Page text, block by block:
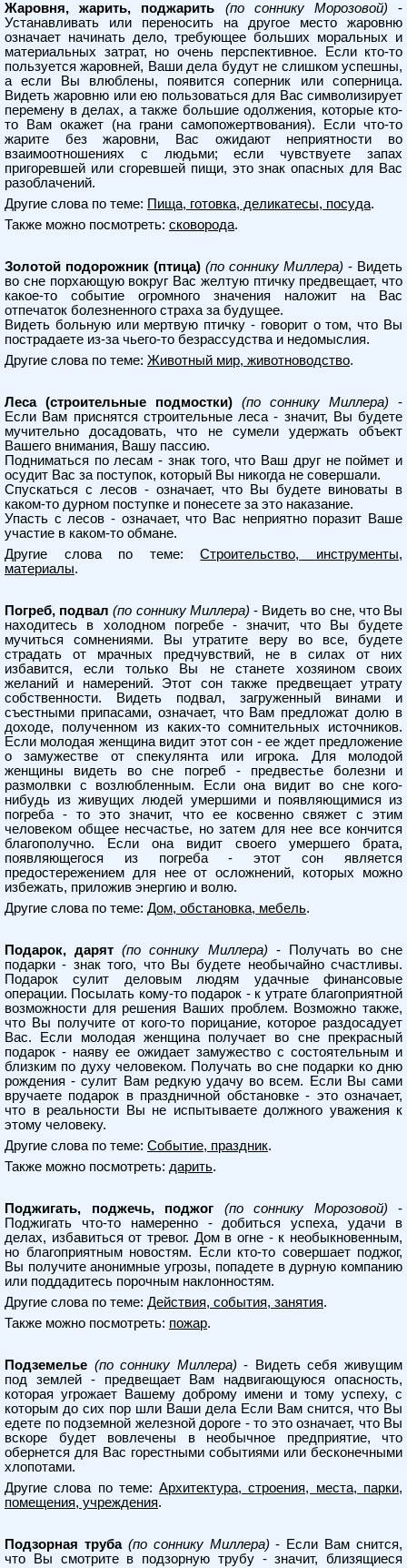
Жаровня, жарить, поджарить (по соннику Морозовой) -
Устанавливать или переносить на другое место жаровню
означает начинать дело, требующее больших моральных и
материальных затрат, но очень перспективное. Если кто-то
пользуется жаровней, Ваши дела будут не слишком успешны,
а если Вы влюблены, появится соперник или соперница.
Видеть жаровню или ею пользоваться для Вас символизирует
перемену в делах, а также большие одолжения, которые кто-
то Вам окажет (на грани самопожертвования). Если что-то
жарите без жаровни, Вас ожидают неприятности во
взаимоотношениях с людьми; если чувствуете запах
пригоревшей или сгоревшей пищи, это знак опасных для Вас
разоблачений.
Другие слова по теме: Пища, готовка, деликатесы, посуда.
Также можно посмотреть: сковорода.
Золотой подорожник (птица) (по соннику Миллера) - Видеть
во сне порхающую вокруг Вас желтую птичку предвещает, что
какое-то событие огромного значения наложит на Вас
отпечаток болезненного страха за будущее.
Видеть больную или мертвую птичку - говорит о том, что Вы
пострадаете из-за чьего-то безрассудства и недомыслия.
Другие слова по теме: Животный мир, животноводство.
Леса (строительные подмостки) (по соннику Миллера) -
Если Вам приснятся строительные леса - значит, Вы будете
мучительно досадовать, что не сумели удержать объект
Вашего внимания, Вашу пассию.
Подниматься по лесам - знак того, что Ваш друг не поймет и
осудит Вас за поступок, который Вы никогда не совершали.
Спускаться с лесов - означает, что Вы будете виноваты в
каком-то дурном поступке и понесете за это наказание.
Упасть с лесов - означает, что Вас неприятно поразит Ваше
участие в каком-то обмане.
Другие слова по теме:Строительство, инструменты,
материалы.
Погреб, подвал (по соннику Миллера) - Видеть во сне, что Вы
находитесь в холодном погребе - значит, что Вы будете
мучиться сомнениями. Вы утратите веру во все, будете
страдать от мрачных предчувствий, не в силах от них
избавится, если только Вы не станете хозяином своих
желаний и намерений. Этот сон также предвещает утрату
собственности. Видеть подвал, загруженный винами и
съестными припасами, означает, что Вам предложат долю в
доходе, полученном из каких-то сомнительных источников.
Если молодая женщина видит этот сон - ее ждет предложение
о замужестве от спекулянта или игрока. Для молодой
женщины видеть во сне погреб - предвестье болезни и
размолвки с возлюбленным. Если она видит во сне кого-
нибудь из живущих людей умершими и появляющимися из
погреба - то это значит, что ее косвенно свяжет с этим
человеком общее несчастье, но затем для нее все кончится
благополучно. Если она видит своего умершего брата,
появляющегося из погреба - этот сон является
предостережением для нее от осложнений, которых можно
избежать, приложив энергию и волю.
Другие слова по теме: Дом, обстановка, мебель.
Подарок, дарят (по соннику Миллера) - Получать во сне
подарки - знак того, что Вы будете необычайно счастливы.
Подарок сулит деловым людям удачные финансовые
операции. Посылать кому-то подарок - к утрате благоприятной
возможности для решения Ваших проблем. Возможно также,
что Вы получите от кого-то порицание, которое раздосадует
Вас. Если молодая женщина получает во сне прекрасный
подарок - наяву ее ожидает замужество с состоятельным и
близким по духу человеком. Получать во сне подарки ко дню
рождения - сулит Вам редкую удачу во всем. Если Вы сами
вручаете подарок в праздничной обстановке - это означает,
что в реальности Вы не испытываете должного уважения к
этому человеку.
Другие слова по теме: Событие, праздник.
Также можно посмотреть: дарить.
Поджигать, поджечь, поджог (по соннику Морозовой) -
Поджигать что-то намеренно - добиться успеха, удачи в
делах, избавиться от тревог. Дом в огне - к необыкновенным,
но благоприятным новостям. Если кто-то совершает поджог,
Вы получите анонимные угрозы, попадете в дурную компанию
или поддадитесь порочным наклонностям.
Другие слова по теме: Действия, события, занятия.
Также можно посмотреть: пожар.
Подземелье (по соннику Миллера) - Видеть себя живущим
под землей - предвещает Вам надвигающуюся опасность,
которая угрожает Вашему доброму имени и тому успеху, с
которым до сих пор шли Ваши дела Если Вам снится, что Вы
едете по подземной железной дороге - то это означает, что Вы
вскоре будет вовлечены в необычное предприятие, что
обернется для Вас горестными событиями или бесконечными
хлопотами.
Другие слова по теме:Архитектура, строения, места, парки,
помещения, учреждения.
Подзорная труба (по соннику Миллера) - Если Вам снится,
что Вы смотрите в подзорную трубу - значит, близящиеся